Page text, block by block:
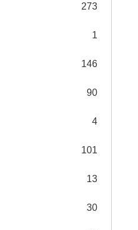
273
1
146
90
4
101
13
30